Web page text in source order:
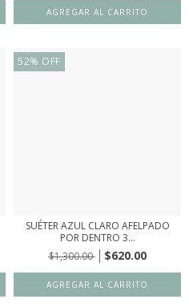
52% OFF
SUÉTER AZUL CLARO AFELPADO
POR DENTRO 3...
$1,300.00
$620.00